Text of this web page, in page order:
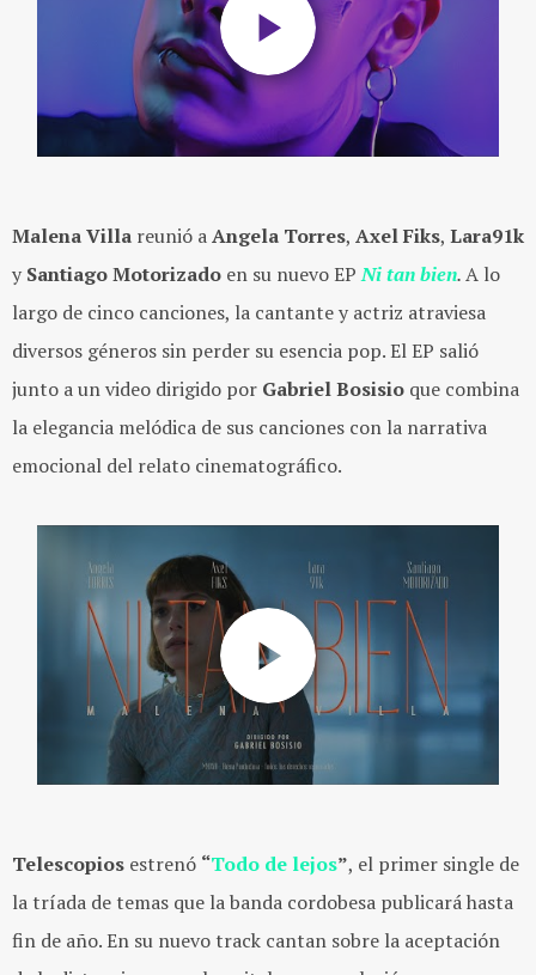
Malena Villa reunió aAngela Torres, Axel Fiks, Lara91k
y Santiago Motorizado en su nuevo EPNi tan bien.A lo
largo de cinco canciones, la cantante y actriz atraviesa
diversos géneros sin perder su esencia pop. El EP salió
junto a un video dirigido por Gabriel Bosisio que combina
la elegancia melódica de sus canciones con la narrativa
emocional del relato cinematográfico.
Telescopios estrenó “Todo de lejos”, el primer single de
la tríada de temas que la banda cordobesa publicará hasta
fin de año. En su nuevo track cantan sobre la aceptación